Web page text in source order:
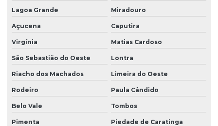
Lagoa Grande Miradouro
Açucena Caputira
Virgínia Matias Cardoso
São Sebastião do Oeste Lontra
Riacho dos Machados Limeira do Oeste
Rodeiro Paula Cândido
Belo Vale Tombos
Pimenta Piedade de Caratinga